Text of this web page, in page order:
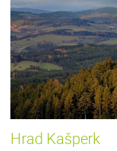
Hrad Kašperk